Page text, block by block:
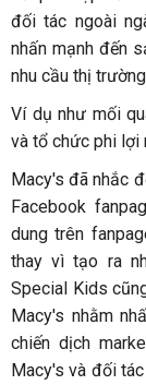
đối tác ngoài
nhấn mạnh đến
nhu cầu thị
Ví dụ như mối
và tổ chức phi lợi
Macy's đã nhắc
Facebook
dung trên
thay vì tạo ra
Special Kids
Macy's nhằm
chiến dịch
Macy's và đối